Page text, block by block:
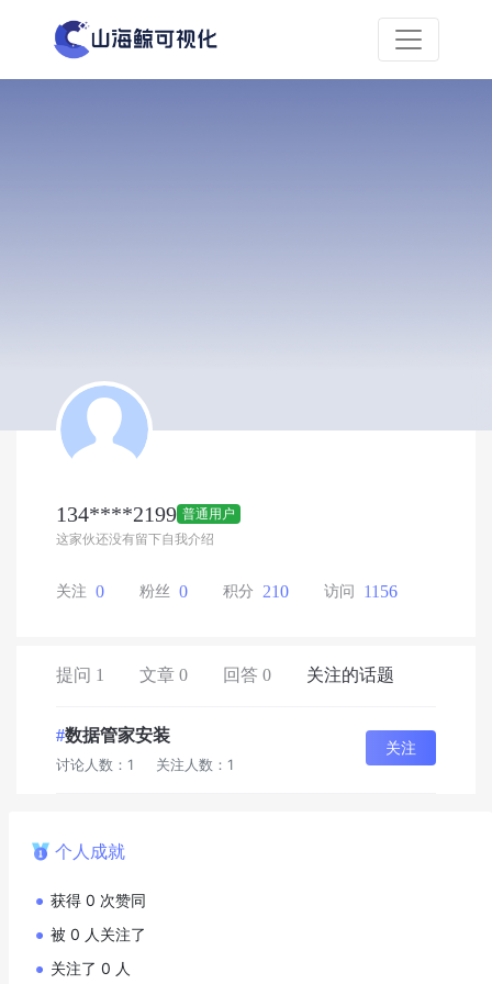
134****2199 普通用户
这家伙还没有留下自我介绍
关注 0 粉丝 0 积分 210 访问 1156
提问 1 文章 0 回答 0 关注的话题
#数据管家安装
讨论人数：1 关注人数：1
关注
个人成就
获得 0 次赞同
被 0 人关注了
关注了 0 人